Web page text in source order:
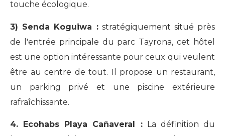
touche écologique.
3) Senda Koguiwa :stratégiquement situé près
de l'entrée principale du parc Tayrona, cet hôtel
est une option intéressante pour ceux qui veulent
être au centre de tout. Il propose un restaurant,
un parking privé et une piscine extérieure
rafraîchissante.
4. Ecohabs Playa Cañaveral :La définition du